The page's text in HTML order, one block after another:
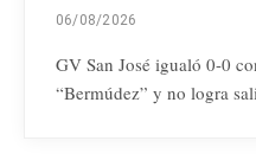
06/08/2026
GV San José igualó 0-0
“Bermúdez” y no logra